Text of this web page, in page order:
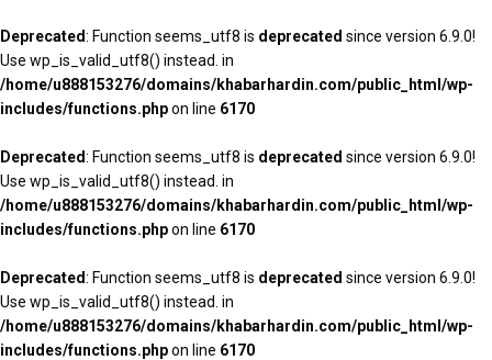
Deprecated: Function seems_utf8 is deprecated since version 6.9.0!
Use wp_is_valid_utf8() instead. in
/home/u888153276/domains/khabarhardin.com/public_html/wp-
includes/functions.phpon line 6170
Deprecated: Function seems_utf8 is deprecated since version 6.9.0!
Use wp_is_valid_utf8() instead. in
/home/u888153276/domains/khabarhardin.com/public_html/wp-
includes/functions.phpon line 6170
Deprecated: Function seems_utf8 is deprecated since version 6.9.0!
Use wp_is_valid_utf8() instead. in
/home/u888153276/domains/khabarhardin.com/public_html/wp-
includes/functions.phpon line 6170